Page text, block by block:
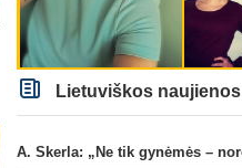
Lietuviškos naujienos